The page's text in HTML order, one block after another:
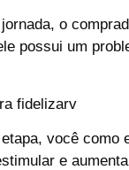
o
possui um
você como
e